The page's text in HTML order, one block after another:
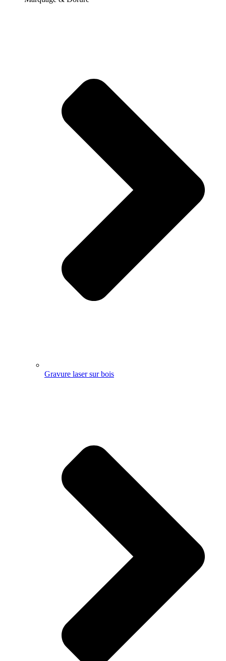
Gravure laser sur bois